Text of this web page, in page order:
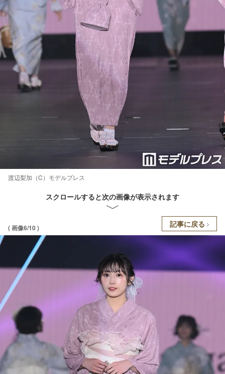
渡辺梨加（C）モデルプレス
スクロールすると次の画像が表示されます
( 画像6/10 ) 記事に戻る